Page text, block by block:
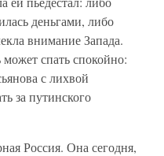
деньгами, либо
внимание Запада.
спать спокойно:
с лихвой
за путинского
Россия. Она сегодня,